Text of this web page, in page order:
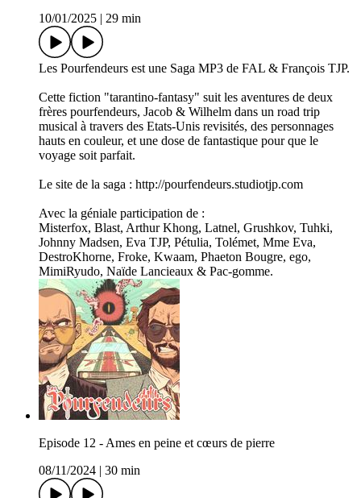
10/01/2025
29 min
Les Pourfendeurs est une Saga MP3 de FAL & François TJP.
Cette fiction "tarantino-fantasy" suit les aventures de deux
frères pourfendeurs, Jacob & Wilhelm dans un road trip
musical à travers des Etats-Unis revisités, des personnages
hauts en couleur, et une dose de fantastique pour que le
voyage soit parfait.
Le site de la saga : http://pourfendeurs.studiotjp.com
Avec la géniale participation de :
Misterfox, Blast, Arthur Khong, Latnel, Grushkov, Tuhki,
Johnny Madsen, Eva TJP, Pétulia, Tolémet, Mme Eva,
DestroKhorne, Froke, Kwaam, Phaeton Bougre, ego,
MimiRyudo, Naïde Lancieaux & Pac-gomme.
Episode 12 - Ames en peine et cœurs de pierre
08/11/2024
30 min